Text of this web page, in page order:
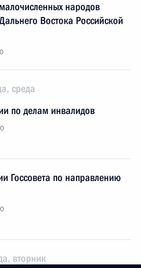
народов
Востока Российской
среда
по делам инвалидов
Госсовета по направлению
вторник